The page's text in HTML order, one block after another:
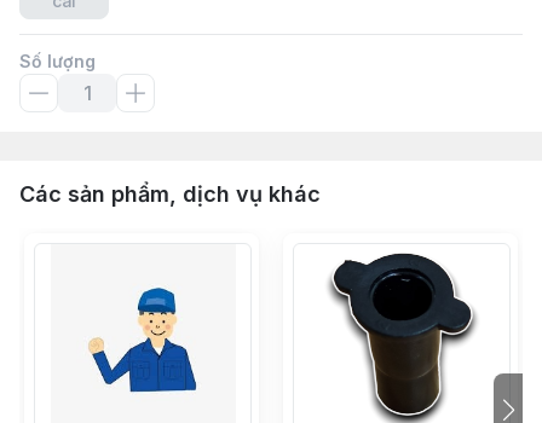
Số lượng
Các sản phẩm, dịch vụ khác